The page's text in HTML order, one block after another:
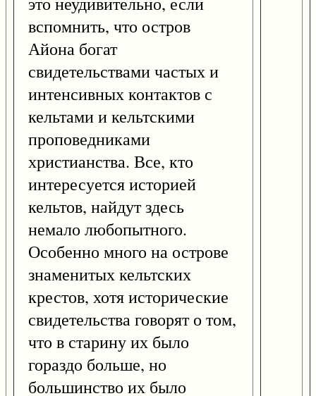
вспомнить, что остров
Айона богат
свидетельствами частых и
интенсивных контактов с
кельтами и кельтскими
проповедниками
христианства. Все, кто
интересуется историей
кельтов, найдут здесь
немало любопытного.
Особенно много на острове
знаменитых кельтских
крестов, хотя исторические
свидетельства говорят о том,
что в старину их было
гораздо больше, но
большинство их было